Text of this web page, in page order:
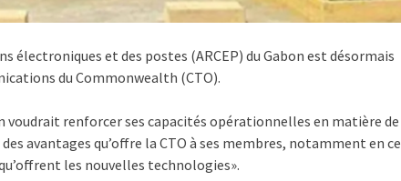
électroniques et des postes (ARCEP) du Gabon est désormais
du Commonwealth (CTO).
voudrait renforcer ses capacités opérationnelles en matière de
avantages qu’offre la CTO à ses membres, notamment en ce
les nouvelles technologies».